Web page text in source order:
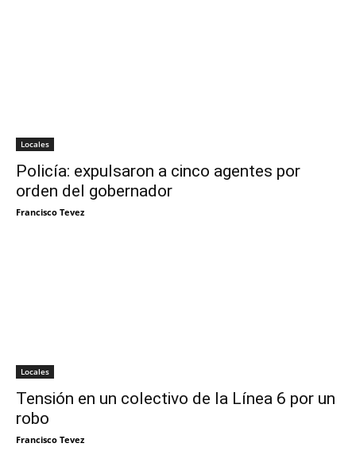
Locales
Policía: expulsaron a cinco agentes por
orden del gobernador
Francisco Tevez
Locales
Tensión en un colectivo de la Línea 6 por un
robo
Francisco Tevez